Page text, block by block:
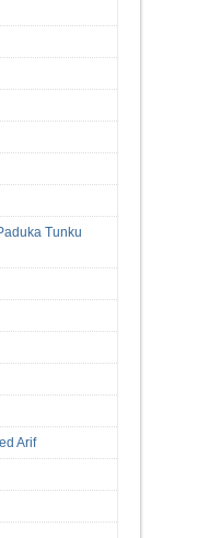
Tunku
Arif